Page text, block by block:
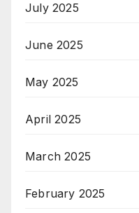
July 2025
June 2025
May 2025
April 2025
March 2025
February 2025